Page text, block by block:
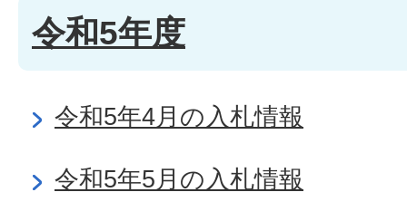
令和5年度
令和5年4月の入札情報
令和5年5月の入札情報